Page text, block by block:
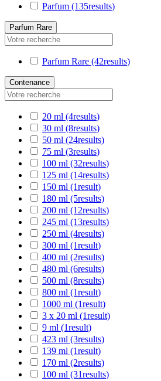
Parfum (135results)
Parfum Rare
Parfum Rare (42results)
Contenance
20 ml (4results)
30 ml (8results)
50 ml (24results)
75 ml (3results)
100 ml (32results)
125 ml (14results)
150 ml (1result)
180 ml (5results)
200 ml (12results)
245 ml (13results)
250 ml (4results)
300 ml (1result)
400 ml (2results)
480 ml (6results)
500 ml (8results)
800 ml (1result)
1000 ml (1result)
3 x 20 ml (1result)
9 ml (1result)
423 ml (3results)
139 ml (1result)
170 ml (2results)
100 ml (31results)